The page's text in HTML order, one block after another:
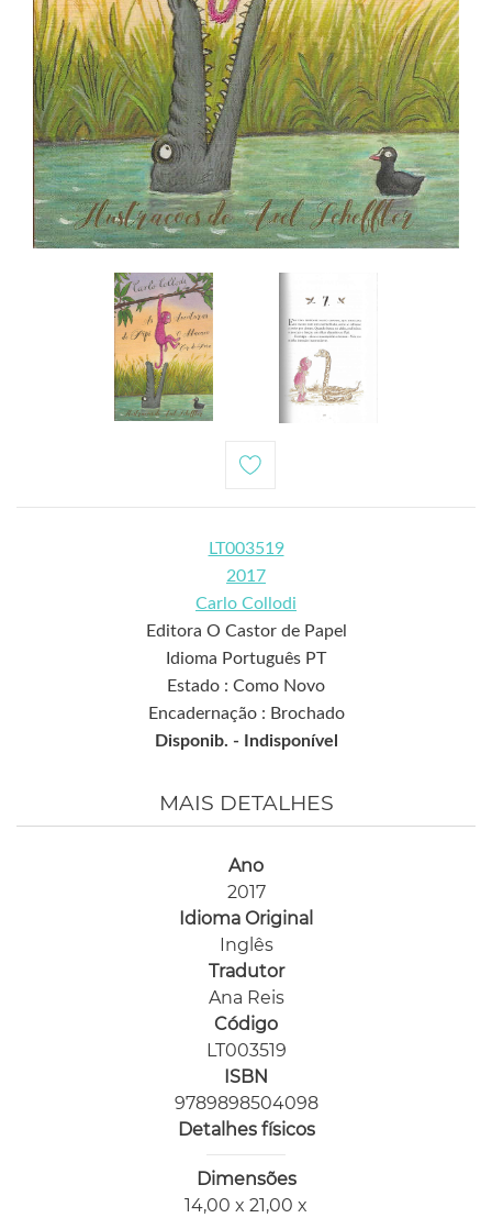
LT003519
2017
Carlo Collodi
Editora O Castor de Papel
Idioma Português PT
Estado : Como Novo
Encadernação : Brochado
Disponib. -
Indisponível
MAIS DETALHES
Ano
2017
Idioma Original
Inglês
Tradutor
Ana Reis
Código
LT003519
ISBN
9789898504098
Detalhes físicos
Dimensões
14,00 x 21,00 x